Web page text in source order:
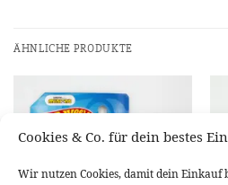
Cookies & Co. für dein bestes
Wir nutzen Cookies, damit dein Einkauf
ÄHNLICHE PRODUKTE